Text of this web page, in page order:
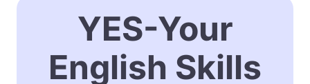
YES-Your
English Skills